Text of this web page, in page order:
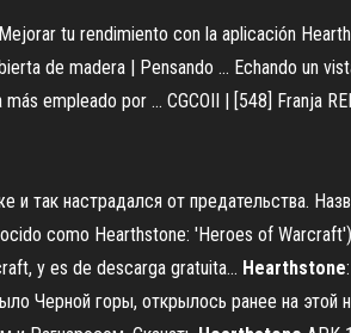
tu rendimiento con la aplicación
de madera | Pensando ... Echando un
empleado por ... CGCOII | [548] Franja
так настрадался от предательства.
como Hearthstone: 'Heroes of
y es de descarga gratuita... Hearthstone
Черной горы, открылось ранее на этой